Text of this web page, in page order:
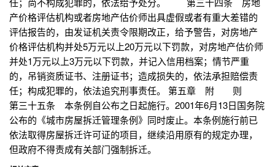
产价格评估机构或者房地产估价师出具虚假或者有重大差错的
评估报告的，由发证机关责令限期改正，给予警告，对房地产
价格评估机构并处5万元以上20万元以下罚款，对房地产估价师
并处1万元以上3万元以下罚款，并记入信用档案；情节严重
的，吊销资质证书、注册证书；造成损失的，依法承担赔偿责
任；构成犯罪的，依法追究刑事责任。 第五章 附 则
第三十五条 本条例自公布之日起施行。2001年6月13日国务院
公布的《城市房屋拆迁管理条例》同时废止。本条例施行前已
依法取得房屋拆迁许可证的项目，继续沿用原有的规定办理，
但政府不得责成有关部门强制拆迁。